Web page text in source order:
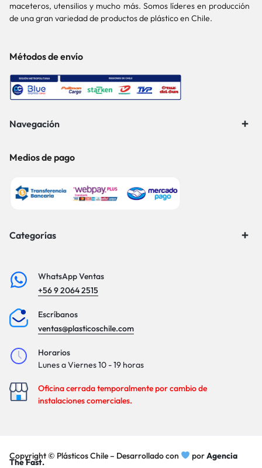
maceteros, utensilios y mucho más. Somos líderes en producción
de una gran variedad de productos de plástico en Chile.
Métodos de envío
Navegación
Medios de pago
Categorías
WhatsApp Ventas
+56 9 2064 2515
Escríbanos
ventas@plasticoschile.com
Horarios
Lunes a Viernes 10 - 19 horas
Oficina cerrada temporalmente por cambio de
instalaciones comerciales.
Copyright © Plásticos Chile – Desarrollado con porAgencia
The Fast.